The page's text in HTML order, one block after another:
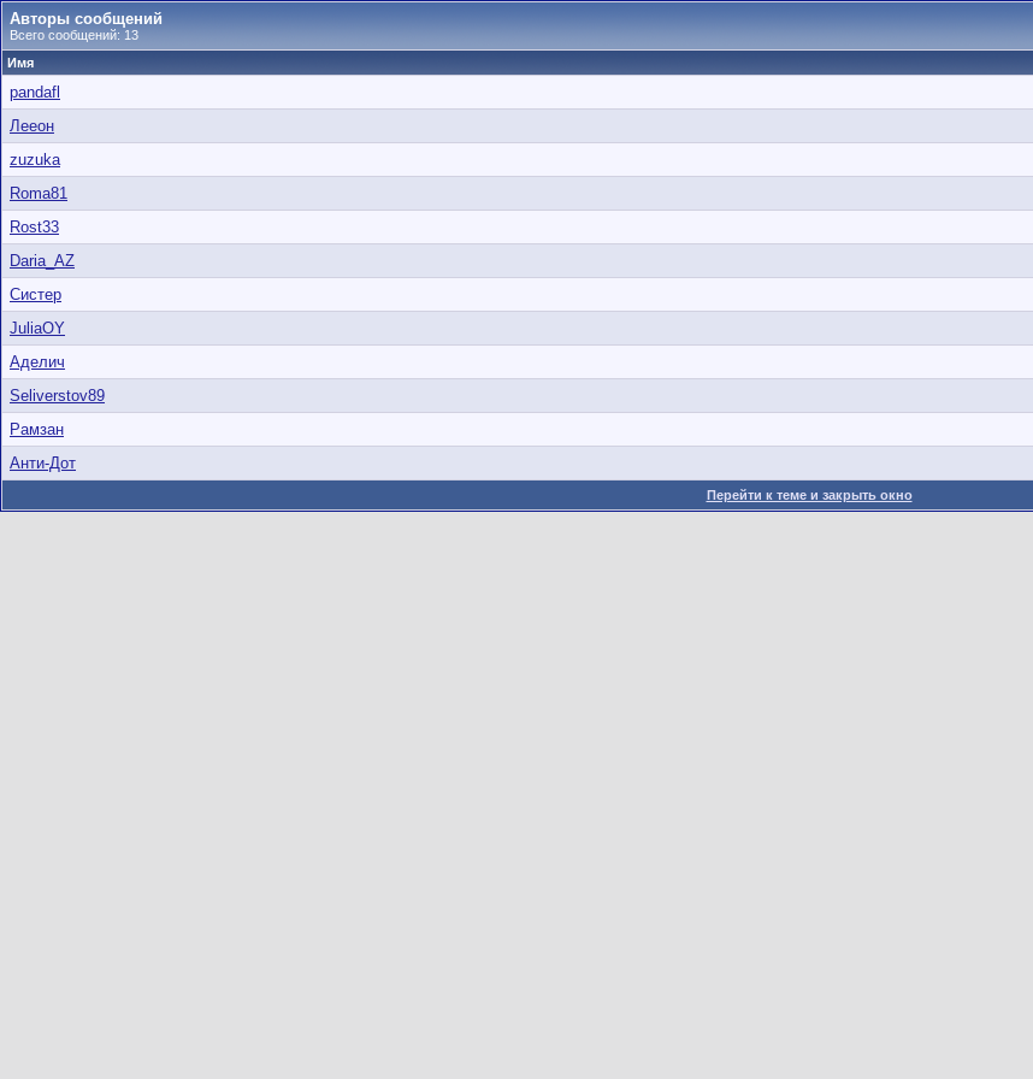
Авторы сообщений
Всего сообщений: 13
Имя
pandafl
Лееон
zuzuka
Roma81
Rost33
Daria_AZ
Систер
JuliaOY
Аделич
Seliverstov89
Рамзан
Анти-Дот
Перейти к теме и закрыть окно